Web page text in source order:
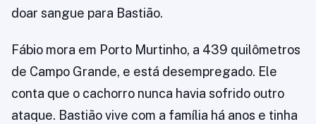
doar sangue para Bastião.
Fábio mora em Porto Murtinho, a 439 quilômetros
de Campo Grande, e está desempregado. Ele
conta que o cachorro nunca havia sofrido outro
ataque. Bastião vive com a família há anos e tinha